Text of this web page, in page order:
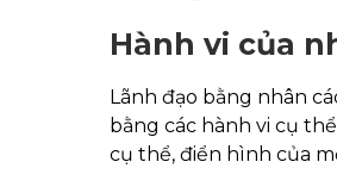
Hành vi của
Lãnh đạo bằng nhân
bằng các hành vi cụ
cụ thể, điển hình của